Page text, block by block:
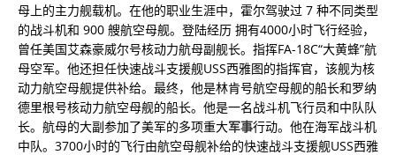
母上的主力舰载机。在他的职业生涯中，霍​​尔驾驶过 7 种不同类型
的战斗机和 900 艘航空母舰。登陆经历 拥有4000小时飞行经验，
曾任美国艾森豪威尔号核动力航母副舰长。指挥FA-18C“大黄蜂”航
母空军。他还担任快速战斗支援舰USS西雅图的指挥官，该舰为核
动力航空母舰提供补给。最终，他是林肯号航空母舰的船长和罗纳
德里根号核动力航空母舰的船长。他是一名战斗机飞行员和中队队
长。航母的大副参加了美军的多项重大军事行动。他在海军战斗机
中队。3700小时的飞行由航空母舰补给的快速战斗支援舰USS西雅